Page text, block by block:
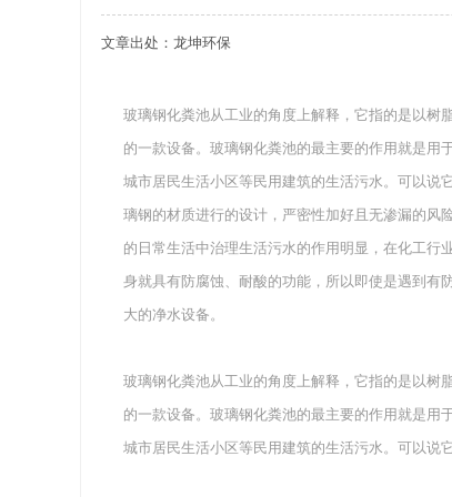
关于重庆玻璃钢化粪池的这些基础知识你
在安装绵阳玻璃钢化粪池时可能遇到这些
使用成都玻璃钢化粪池的七大好处你都记
文章出处：龙坤环保
玻璃钢化粪池从工业的角度上解释，它指的是以树
的一款设备。玻璃钢化粪池的最主要的作用就是用
城市居民生活小区等民用建筑的生活污水。可以说
璃钢的材质进行的设计，严密性加好且无渗漏的风
的日常生活中治理生活污水的作用明显，在化工行
身就具有防腐蚀、耐酸的功能，所以即使是遇到有
大的净水设备。
玻璃钢化粪池从工业的角度上解释，它指的是以树
的一款设备。玻璃钢化粪池的最主要的作用就是用
城市居民生活小区等民用建筑的生活污水。可以说